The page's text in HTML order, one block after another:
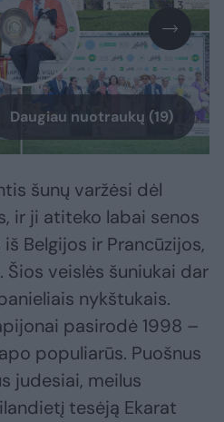
Daugiau nuotraukų (19)
šunų varžėsi dėl
ir ji atiteko labai senos
Belgijos ir Prancūzijos,
veislės šuniukai dar
nykštukais.
pasirodė 1998 –
populiarūs. Puošnus
judesiai, meilus
tesėją Ekarat